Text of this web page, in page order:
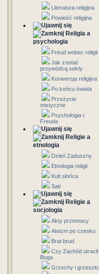
Literatura religijna
Powieść religijna
Religia a
psychologia
Freud wobec religii
Jak zostać
przywódcą sekty
Konwersja religijna
Po końcu świata
Przeżycie
mistyczne
Psychologia r.
Freuda
Religie a
etnologia
Dzień Zaduszny
Etnologia religii
Kult słońca
Sati
Religie a
socjologia
Akty przemocy
Ateizm po czesku
Brat brud
Czy Zachód utracił
Boga
Grzechy i grzeszki